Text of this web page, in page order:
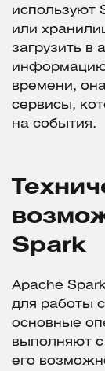
используют
или
загрузить в
времени,
сервисы,
на события.
Spark
Apache
для работы
основные
выполняют
его